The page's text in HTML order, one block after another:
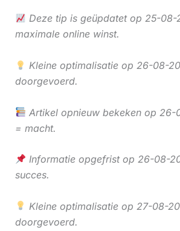
Deze tip is geüpdatet op 25-08-
maximale online winst.
Kleine optimalisatie op 26-08-
doorgevoerd.
Artikel opnieuw bekeken op 26-
= macht.
Informatie opgefrist op 26-08-
succes.
Kleine optimalisatie op 27-08-
doorgevoerd.